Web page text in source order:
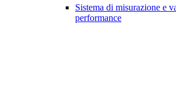
Sistema di misurazione e
performance